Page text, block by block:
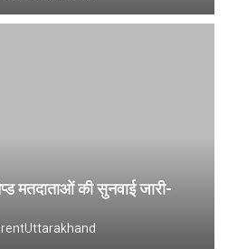
मतदाताओं की सुनवाई जारी-